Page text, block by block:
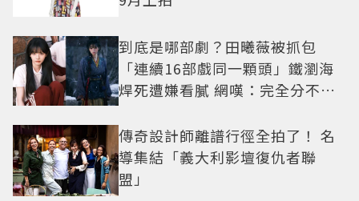
到底是哪部劇？田曦薇被抓包
「連續16部戲同一顆頭」鐵瀏海
焊死遭嫌看膩 網嘆：完全分不出
傳奇設計師離譜行徑全拍了！ 名
導集結「義大利影壇復仇者聯
盟」